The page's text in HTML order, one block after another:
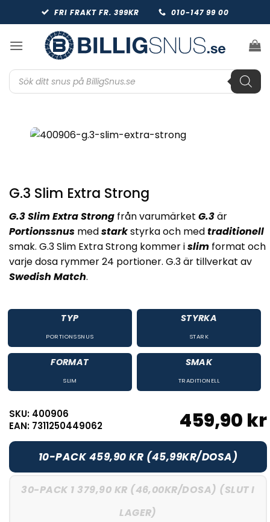
to
FRI FRAKT FR. 399KR 010-147 99 00
Produktsökning
G.3 Slim Extra Strong
G.3 Slim Extra Strong från varumärket G.3är
Portionssnus medstarkstyrka och medtraditionell
smak. G.3 Slim Extra Strong kommer islim format och
varje dosa rymmer 24 portioner. G.3 är tillverkat av
Swedish Match.
TYP
PORTIONSSNUS
STYRKA
STARK
FORMAT
SLIM
SMAK
TRADITIONELL
SKU: 400906
EAN: 7311250449062
459,90 kr
10-PACK 459,90 KR (45,99KR/DOSA)
30-PACK 1 379,90 KR (46,00KR/DOSA) (SLUT I
LAGER)